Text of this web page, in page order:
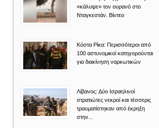
«κάλυψε» τον ουρανό στο
Νταγκεστάν. Βίντεο
Κόστα Ρίκα: Περισσότεροι από
100 αστυνομικοί κατηγορούνται
για διακίνηση ναρκωτικών
Λίβανος: Δύο Ισραηλινοί
στρατιώτες νεκροί και τέσσερις
τραυματίστηκαν από έκρηξη
στην...